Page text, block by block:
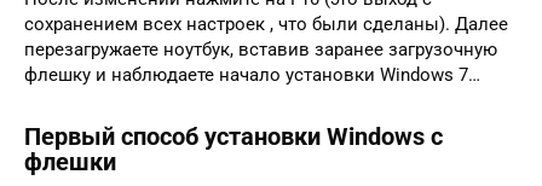
сохранением всех настроек , что были сделаны). Далее
перезагружаете ноутбук, вставив заранее загрузочную
флешку и наблюдаете начало установки Windows 7…
Первый способ установки Windows с
флешки